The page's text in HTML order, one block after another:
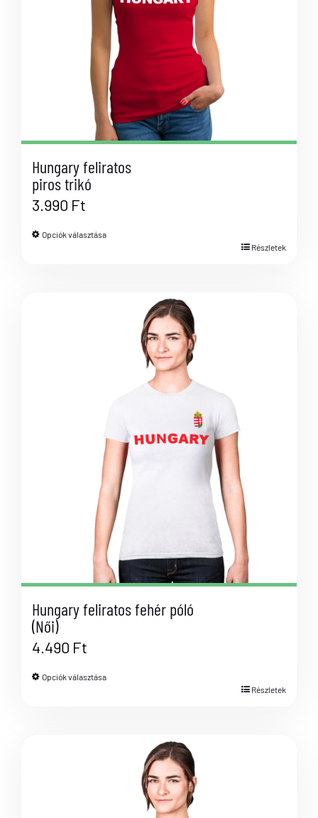
Hungary feliratos
piros trikó
3.990 Ft
Opciók választása
Részletek
Hungary feliratos fehér póló
(Női)
4.490 Ft
Opciók választása
Részletek